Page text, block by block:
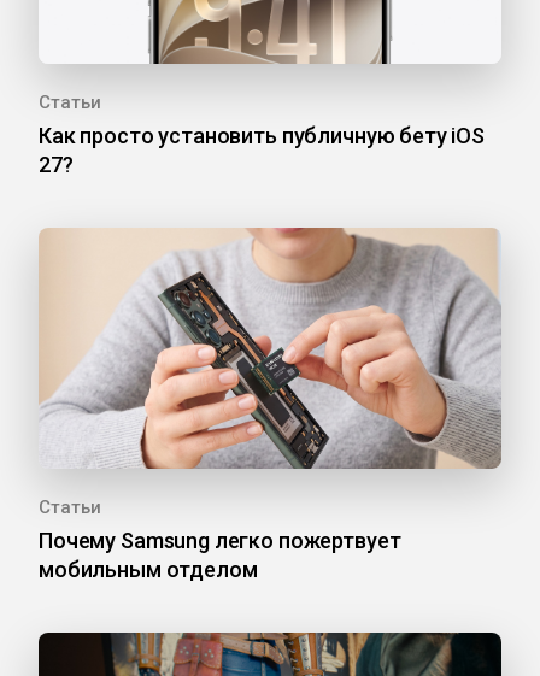
Статьи
Как просто установить публичную бету iOS
27?
Статьи
Почему Samsung легко пожертвует
мобильным отделом